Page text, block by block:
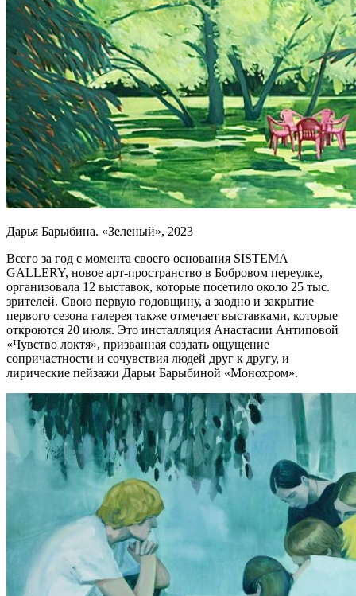
Дарья Барыбина. «Зеленый», 2023
Всего за год с момента своего основания SISTEMA
GALLERY, новое арт-пространство в Бобровом переулке,
организовала 12 выставок, которые посетило около 25 тыс.
зрителей. Свою первую годовщину, а заодно и закрытие
первого сезона галерея также отмечает выставками, которые
откроются 20 июля. Это инсталляция Анастасии Антиповой
«Чувство локтя», призванная создать ощущение
сопричастности и сочувствия людей друг к другу, и
лирические пейзажи Дарьи Барыбиной «Монохром».